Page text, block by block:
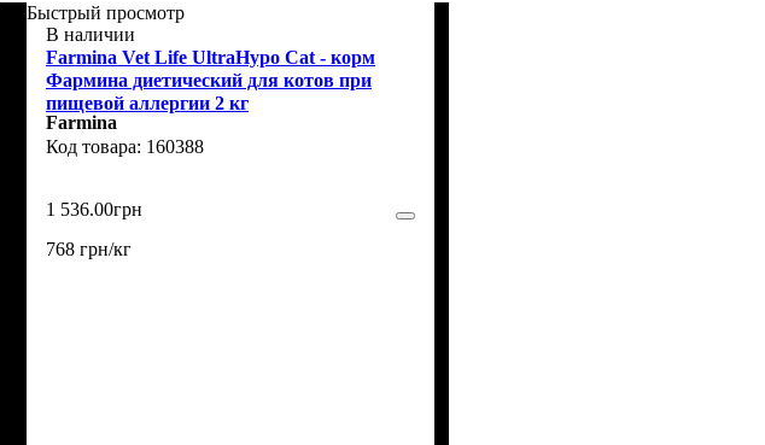
Быстрый просмотр
В наличии
Farmina Vet Life UltraHypo Cat - корм
Фармина диетический для котов при
пищевой аллергии 2 кг
Farmina
160388
1 536.00грн
768 грн/кг